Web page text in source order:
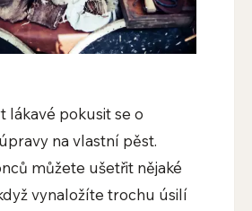
lákavé pokusit se o
na vlastní pěst.
můžete ušetřit nějaké
vynaložíte trochu úsilí